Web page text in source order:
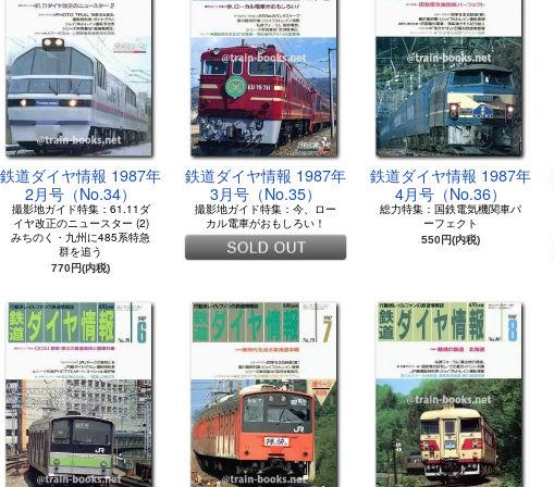
鉄道ダイヤ情報 1987年
2月号（No.34）
撮影地ガイド特集：61.11ダ
イヤ改正のニュースター (2)
みちのく・九州に485系特急
群を追う
770円(内税)
鉄道ダイヤ情報 1987年
3月号（No.35）
撮影地ガイド特集：今、ロー
カル電車がおもしろい！
鉄道ダイヤ情報 1987年
4月号（No.36）
総力特集：国鉄電気機関車パ
ーフェクト
550円(内税)